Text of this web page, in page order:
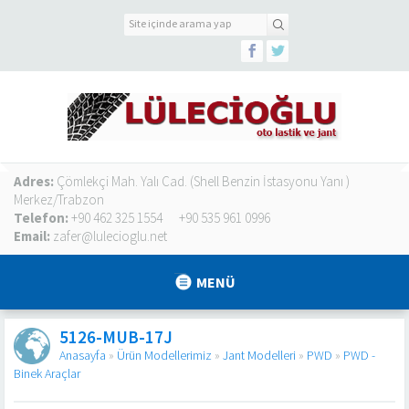
Adres: Çömlekçi Mah. Yalı Cad. (Shell Benzin İstasyonu Yanı )
Merkez/Trabzon
Telefon: +90 462 325 1554
+90 535 961 0996
Email: zafer@lulecioglu.net
MENÜ
5126-MUB-17J
Anasayfa » Ürün Modellerimiz » Jant Modelleri » PWD » PWD -
Binek Araçlar